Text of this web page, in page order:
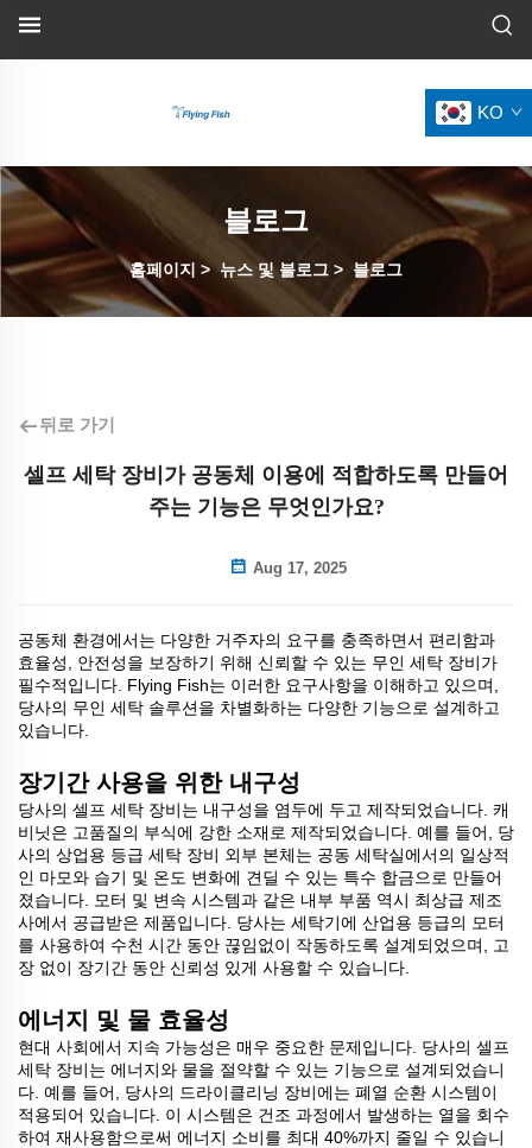
KO
블로그
홈페이지 >뉴스 및 블로그 > 블로그
뒤로 가기
셀프 세탁 장비가 공동체 이용에 적합하도록 만들어
주는 기능은 무엇인가요?
Aug 17, 2025
공동체 환경에서는 다양한 거주자의 요구를 충족하면서 편리함과
효율성, 안전성을 보장하기 위해 신뢰할 수 있는 무인 세탁 장비가
필수적입니다. Flying Fish는 이러한 요구사항을 이해하고 있으며,
당사의 무인 세탁 솔루션을 차별화하는 다양한 기능으로 설계하고
있습니다.
장기간 사용을 위한 내구성
당사의 셀프 세탁 장비는 내구성을 염두에 두고 제작되었습니다. 캐
비닛은 고품질의 부식에 강한 소재로 제작되었습니다. 예를 들어, 당
사의 상업용 등급 세탁 장비 외부 본체는 공동 세탁실에서의 일상적
인 마모와 습기 및 온도 변화에 견딜 수 있는 특수 합금으로 만들어
졌습니다. 모터 및 변속 시스템과 같은 내부 부품 역시 최상급 제조
사에서 공급받은 제품입니다. 당사는 세탁기에 산업용 등급의 모터
를 사용하여 수천 시간 동안 끊임없이 작동하도록 설계되었으며, 고
장 없이 장기간 동안 신뢰성 있게 사용할 수 있습니다.
에너지 및 물 효율성
현대 사회에서 지속 가능성은 매우 중요한 문제입니다. 당사의 셀프
세탁 장비는 에너지와 물을 절약할 수 있는 기능으로 설계되었습니
다. 예를 들어, 당사의 드라이클리닝 장비에는 폐열 순환 시스템이
적용되어 있습니다. 이 시스템은 건조 과정에서 발생하는 열을 회수
하여 재사용함으로써 에너지 소비를 최대 40%까지 줄일 수 있습니